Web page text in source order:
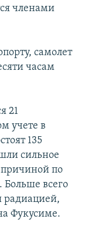
членами
самолет
часам
21
учете в
135
сильное
по
всего
радиацией,
Фукусиме.